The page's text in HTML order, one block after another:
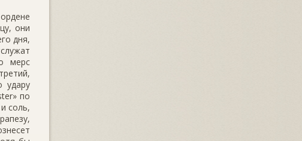
они
дня,
мерс
удару
по
соль,